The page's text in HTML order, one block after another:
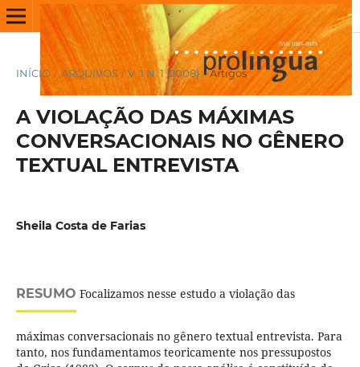
INÍCIO / ARQUIVOS / V. 1 N. 1 (2008) / Artigos
A VIOLAÇÃO DAS MÁXIMAS
CONVERSACIONAIS NO GÊNERO
TEXTUAL ENTREVISTA
Sheila Costa de Farias
RESUMO Focalizamos nesse estudo a violação das
máximas conversacionais no gênero textual entrevista. Para
tanto, nos fundamentamos teoricamente nos pressupostos